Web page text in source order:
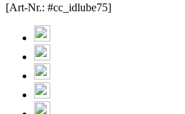
[Art-Nr.: #cc_idlube75]